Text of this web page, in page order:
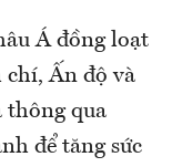
Á đồng loạt
chí, Ấn độ và
thông qua
để tăng sức